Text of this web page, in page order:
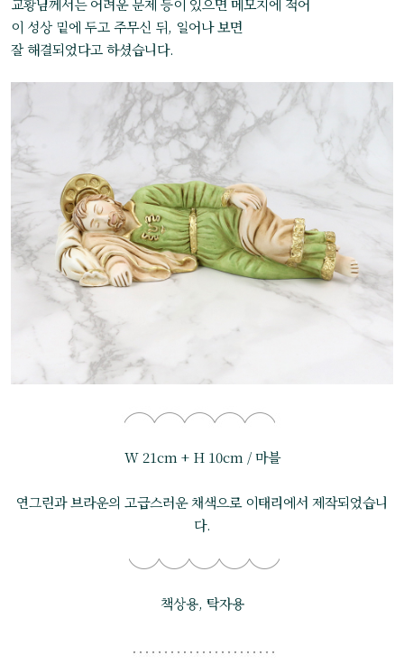
교황님께서는 어려운 문제 등이 있으면 메모지에 적어
이 성상 밑에 두고 주무신 뒤, 일어나 보면
잘 해결되었다고 하셨습니다.
W 21cm + H 10cm / 마블
연그린과 브라운의 고급스러운 채색으로 이태리에서 제작되었습니
다.
책상용, 탁자용